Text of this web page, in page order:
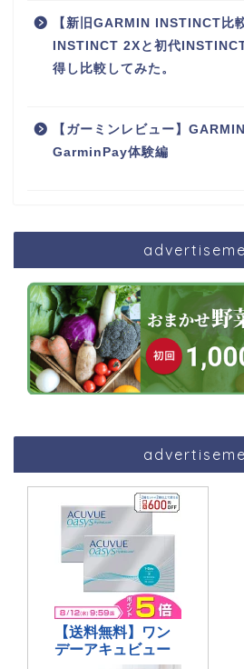
【新旧GARMIN INSTINCT
INSTINCT 2Xと初代
得し比較してみた。
【ガーミンレビュー】
GarminPay体験編